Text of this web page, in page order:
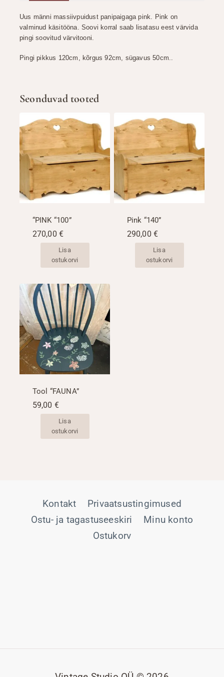
Uus männi massiivpuidust panipaigaga pink. Pink on
valminud käsitööna. Soovi korral saab lisatasu eest värvida
pingi soovitud värvitooni.
Pingi pikkus 120cm, kõrgus 92cm, sügavus 50cm..
Seonduvad tooted
“PINK “100”
270,00 €
Lisa
ostukorvi
Pink “140”
290,00 €
Lisa
ostukorvi
Tool “FAUNA”
59,00 €
Lisa
ostukorvi
Kontakt
Privaatsustingimused
Ostu- ja tagastuseeskiri
Minu konto
Ostukorv